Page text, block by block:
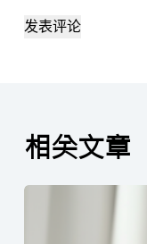
发表评论
相关文章